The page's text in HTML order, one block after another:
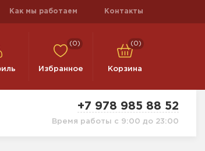
Как мы работаем Контакты
(0)
Избранное
(0)
Корзина
+7 978 985 88 52
Время работы с 9:00 до 23:00